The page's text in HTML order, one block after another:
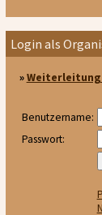
Login als
»
Benutzername:
Passwort: